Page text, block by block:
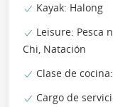
Kayak: Halong
Leisure: Pesca
Chi, Natación
Clase de
Cargo de